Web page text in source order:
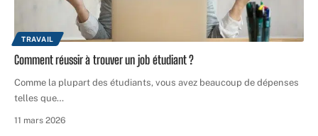
TRAVAIL
Comment réussir à trouver un job étudiant ?
Comme la plupart des étudiants, vous avez beaucoup de dépenses
telles que…
11 mars 2026